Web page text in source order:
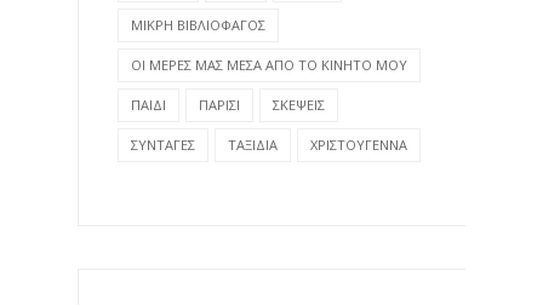
ΜΙΚΡΗ ΒΙΒΛΙΟΦΑΓΟΣ
ΟΙ ΜΕΡΕΣ ΜΑΣ ΜΕΣΑ ΑΠΟ ΤΟ ΚΙΝΗΤΟ ΜΟΥ
ΠΑΙΔΙ ΠΑΡΙΣΙ ΣΚΕΨΕΙΣ
ΣΥΝΤΑΓΕΣ ΤΑΞΙΔΙΑ ΧΡΙΣΤΟΥΓΕΝΝΑ